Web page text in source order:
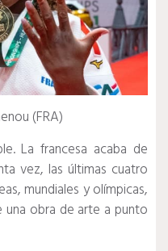
(FRA)
La francesa acaba de
vez, las últimas cuatro
mundiales y olímpicas,
una obra de arte a punto